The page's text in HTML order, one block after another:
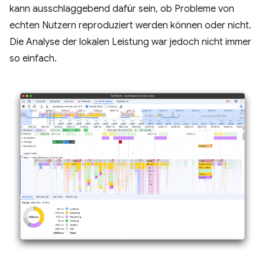
kann ausschlaggebend dafür sein, ob Probleme von
echten Nutzern reproduziert werden können oder nicht.
Die Analyse der lokalen Leistung war jedoch nicht immer
so einfach.